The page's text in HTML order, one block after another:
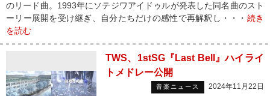
のリード曲。1993年にソテジワアイドゥルが発表した同名曲のスト
ーリー展開を受け継ぎ、自分たちだけの感性で再解釈し・・・ 続き
を読む
TWS、1stSG『Last Bell』ハイライ
トメドレー公開
音楽ニュース 2024年11月22日